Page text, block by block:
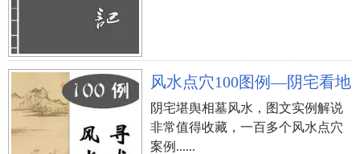
风水点穴100图例—阴宅看地
阴宅堪舆相墓风水，图文实例解说
非常值得收藏，一百多个风水点穴
案例......